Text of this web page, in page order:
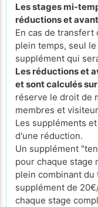
Les stages mi-
réductions et
En cas de transfert
plein temps, seul
supplément qui
Les réductions et
et sont calculés
réserve le droit de
membres et
Les suppléments
d'une réduction.
Un supplément
pour chaque stage
plein combinant
supplément de
chaque stage